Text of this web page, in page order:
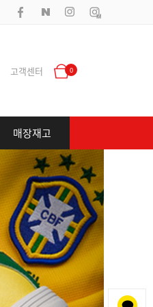
고객센터 0
매장재고